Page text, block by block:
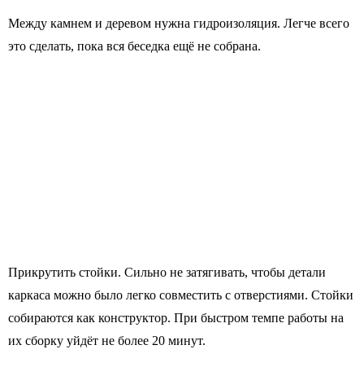
Между камнем и деревом нужна гидроизоляция. Легче всего
это сделать, пока вся беседка ещё не собрана.
Прикрутить стойки. Сильно не затягивать, чтобы детали
каркаса можно было легко совместить с отверстиями. Стойки
собираются как конструктор. При быстром темпе работы на
их сборку уйдёт не более 20 минут.